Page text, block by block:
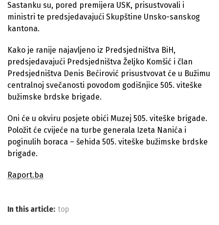
Sastanku su, pored premijera USK, prisustvovali i
ministri te predsjedavajući Skupštine Unsko-sanskog
kantona.
Kako je ranije najavljeno iz Predsjedništva BiH,
predsjedavajući Predsjedništva Željko Komšić i član
Predsjedništva Denis Bećirović prisustvovat će u Bužimu
centralnoj svečanosti povodom godišnjice 505. viteške
bužimske brdske brigade.
Oni će u okviru posjete obići Muzej 505. viteške brigade.
Položit će cvijeće na turbe generala Izeta Nanića i
poginulih boraca – šehida 505. viteške bužimske brdske
brigade.
Raport.ba
In this article: top